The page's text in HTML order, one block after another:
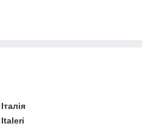
Італія
Italeri